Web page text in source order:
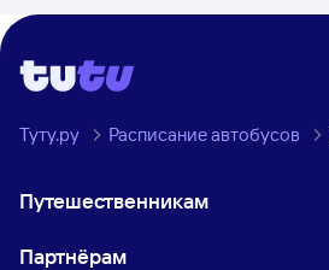
Туту.ру Расписание автобусов
Путешественникам
Партнёрам